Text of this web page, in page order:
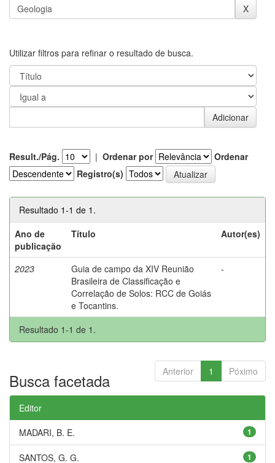
Utilizar filtros para refinar o resultado de busca.
Result./Pág. | Ordenar por
Ordenar
Registro(s)
Resultado 1-1 de 1.
Ano de
publicação
Título Autor(es)
2023
Guia de campo da XIV Reunião
Brasileira de Classificação e
Correlação de Solos: RCC de Goiás
e Tocantins.
-
Resultado 1-1 de 1.
Anterior 1 Póximo
Busca facetada
Editor
1
MADARI, B. E.
1
SANTOS, G. G.